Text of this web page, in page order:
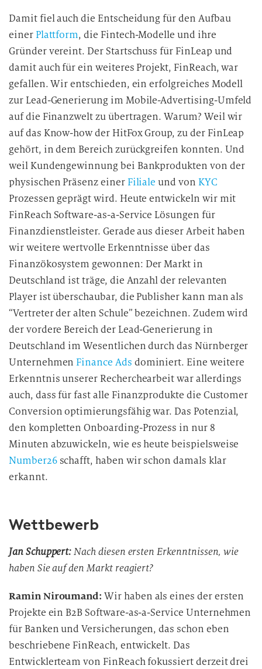
Damit fiel auch die Entscheidung für den Aufbau
einerPlattform, die Fintech-Modelle und ihre
Gründer vereint. Der Startschuss für FinLeap und
damit auch für ein weiteres Projekt, FinReach, war
gefallen. Wir entschieden, ein erfolgreiches Modell
zur Lead-Generierung im Mobile-Advertising-Umfeld
auf die Finanzwelt zu übertragen. Warum? Weil wir
auf das Know-how der HitFox Group, zu der FinLeap
gehört, in dem Bereich zurückgreifen konnten. Und
weil Kundengewinnung bei Bankprodukten von der
physischen Präsenz einerFiliale und von KYC
Prozessen geprägt wird. Heute entwickeln wir mit
FinReach Software-as-a-Service Lösungen für
Finanzdienstleister. Gerade aus dieser Arbeit haben
wir weitere wertvolle Erkenntnisse über das
Finanzökosystem gewonnen: Der Markt in
Deutschland ist träge, die Anzahl der relevanten
Player ist überschaubar, die Publisher kann man als
“Vertreter der alten Schule” bezeichnen. Zudem wird
der vordere Bereich der Lead-Generierung in
Deutschland im Wesentlichen durch das Nürnberger
UnternehmenFinance Ads dominiert. Eine weitere
Erkenntnis unserer Recherchearbeit war allerdings
auch, dass für fast alle Finanzprodukte die Customer
Conversion optimierungsfähig war. Das Potenzial,
den kompletten Onboarding-Prozess in nur 8
Minuten abzuwickeln, wie es heute beispielsweise
Number26schafft, haben wir schon damals klar
erkannt.
Wettbewerb
Jan Schuppert:Nach diesen ersten Erkenntnissen, wie
haben Sie auf den Markt reagiert?
Ramin Niroumand:Wir haben als eines der ersten
Projekte ein B2B Software-as-a-Service Unternehmen
für Banken und Versicherungen, das schon eben
beschriebene FinReach, entwickelt. Das
Entwicklerteam von FinReach fokussiert derzeit drei